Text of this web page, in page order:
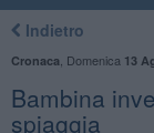
Indietro
Cronaca Domenica 13
Bambina
spiaggia